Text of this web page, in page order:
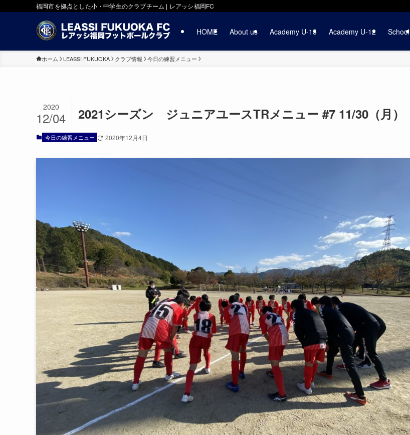
福岡市を拠点とした小・中学生のクラブチーム | レアッシ福岡FC
HOME About us Academy U-15 Academy U-12 School
ホーム LEASSI FUKUOKA クラブ情報 今日の練習メニュー
2021シーズン ジュニアユースTRメニュー #7 11/30（月）
2020
12/04
今日の練習メニュー 2020年12月4日